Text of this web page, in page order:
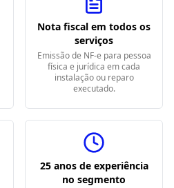
Nota fiscal em todos os
serviços
Emissão de NF-e para pessoa
física e jurídica em cada
instalação ou reparo
executado.
25 anos de experiência
no segmento